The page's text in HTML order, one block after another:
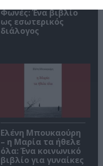
Φωνές: Ένα βιβλίο
ως εσωτερικός
διάλογος
Ελένη Μπουκαούρη
– η Μαρία τα ήθελε
όλα: Ένα κοινωνικό
βιβλίο για γυναίκες